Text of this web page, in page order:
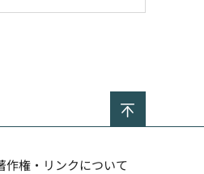
作権・リンクについて